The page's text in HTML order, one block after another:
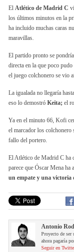
El Atlético de Madrid C
los últimos minutos en la
ha incluido muchas caras
maravillas.
El partido pronto se
directa en la que poco
el juego colchonero se vio
La igualada no llegaría
eso lo demostró Keita; el
Ya en el minuto 66, Kofi
el marcador los colchonero
fallo del portero.
El Atlético de Madrid C ha
parece que Óscar Mena ha
un empate y una victoria
Antonio
Proyecto de
ahora pagaría
Seguir en